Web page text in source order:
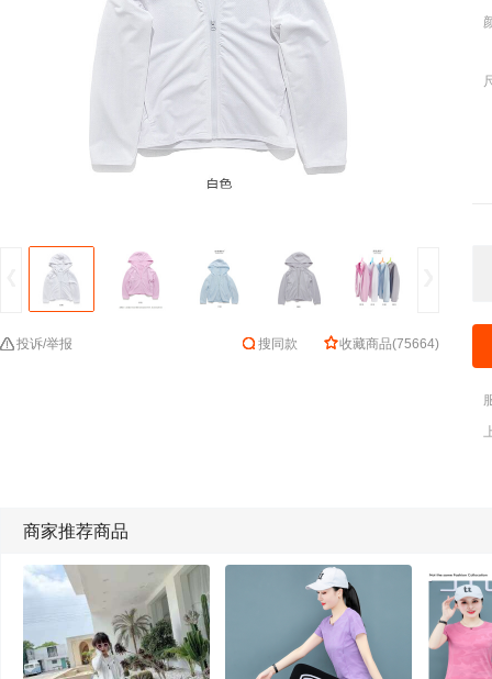
投诉/举报 搜同款 收藏商品(75664)
商家推荐商品